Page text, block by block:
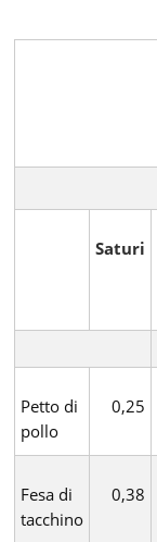
Saturi
Petto di
pollo
0,25
Fesa di
tacchino
0,38